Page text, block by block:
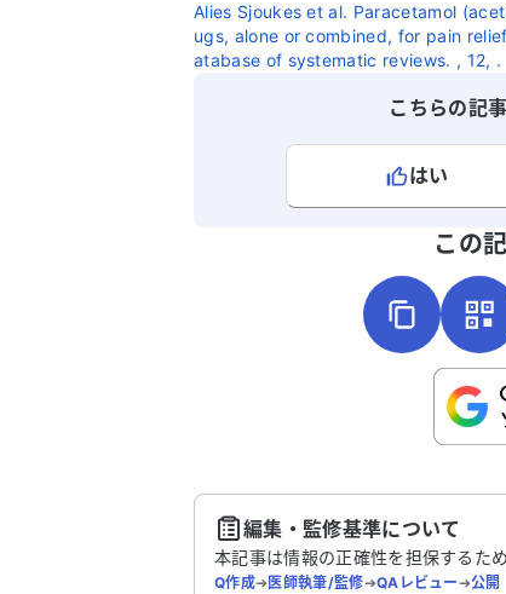
Alies Sjoukes et al. Paracetamol
ugs, alone or combined, for pain
atabase of systematic reviews. , 12, .
こちらの記
はい
こちらは送信専用のフォームです。
この
編集・監修基準について
本記事は情報の正確性を担保するた
Q作成➔医師執筆/監修➔QAレビュー➔公開